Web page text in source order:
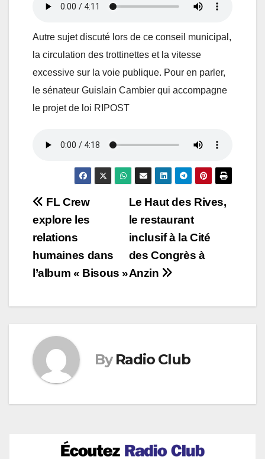
Autre sujet discuté lors de ce conseil municipal,
la circulation des trottinettes et la vitesse
excessive sur la voie publique. Pour en parler,
le sénateur Guislain Cambier qui accompagne
le projet de loi RIPOST
Navigation
de
l’article
Le Haut des Rives,
le restaurant
inclusif à la Cité
des Congrès à
Anzin
FL Crew
explore les
relations
humaines dans
l’album « Bisous »
By Radio Club